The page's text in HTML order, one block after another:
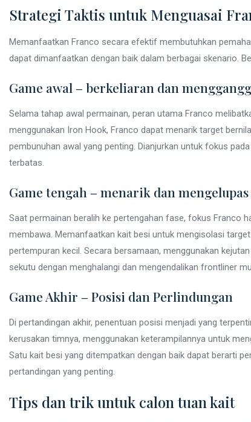
Strategi Taktis untuk Menguasai
Memanfaatkan Franco secara efektif membutuhkan
dapat dimanfaatkan dengan baik dalam berbagai skenario.
Game awal – berkeliaran dan
Selama tahap awal permainan, peran utama Franco
menggunakan Iron Hook, Franco dapat menarik target
pembunuhan awal yang penting. Dianjurkan untuk fokus
terbatas.
Game tengah – menarik dan mengelupas
Saat permainan beralih ke pertengahan fase, fokus Franco
membawa. Memanfaatkan kait besi untuk mengisolasi
pertempuran kecil. Secara bersamaan, menggunakan
sekutu dengan menghalangi dan mengendalikan frontliner
Game Akhir – Posisi dan Perlindungan
Di pertandingan akhir, penentuan posisi menjadi yang
kerusakan timnya, menggunakan keterampilannya untuk
Satu kait besi yang ditempatkan dengan baik dapat berarti
pertandingan yang penting.
Tips dan trik untuk calon tuan kait